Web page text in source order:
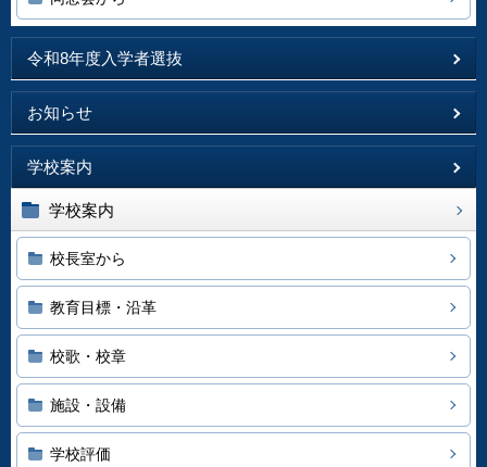
令和8年度入学者選抜
お知らせ
学校案内
学校案内
校長室から
教育目標・沿革
校歌・校章
施設・設備
学校評価